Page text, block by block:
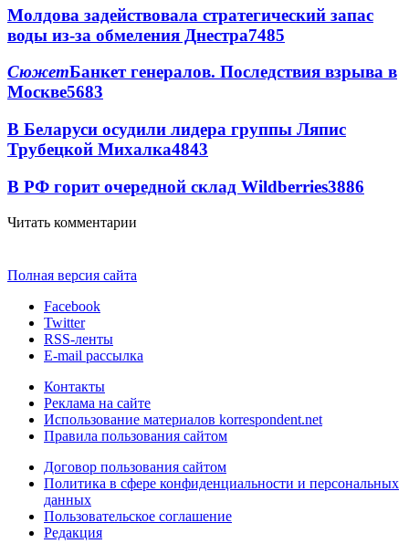
Молдова задействовала стратегический запас
воды из-за обмеления Днестра7485
СюжетБанкет генералов. Последствия взрыва в
Москве5683
В Беларуси осудили лидера группы Ляпис
Трубецкой Михалка4843
В РФ горит очередной склад Wildberries3886
Читать комментарии
Полная версия сайта
Facebook
Twitter
RSS-ленты
E-mail рассылка
Контакты
Реклама на сайте
Использование материалов korrespondent.net
Правила пользования сайтом
Договор пользования сайтом
Политика в сфере конфиденциальности и персональных
данных
Пользовательское соглашение
Редакция